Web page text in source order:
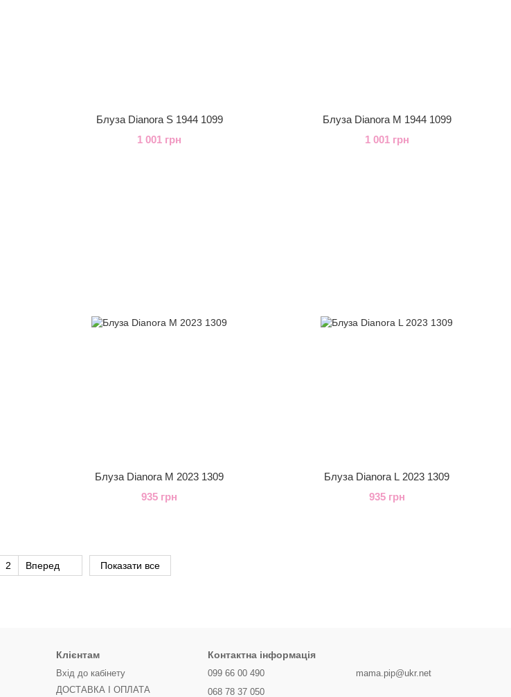
Блуза Dianora S 1944 1099
1 001 грн
Блуза Dianora M 1944 1099
1 001 грн
Блуза Dianora M 2023 1309
935 грн
Блуза Dianora L 2023 1309
935 грн
2 Вперед Показати все
Клієнтам
Вхід до кабінету
ДОСТАВКА І ОПЛАТА
Контактна інформація
099 66 00 490
068 78 37 050
mama.pip@ukr.net